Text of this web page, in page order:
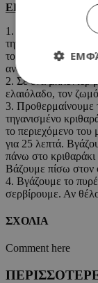
ΕΚΤEΛΕΣΗ:
1. Σε μια μικρή
τηγανίζουμε το
το κριθαράκι και
ανακατεύουμε μέχρι
2. Σε ένα μπλέντερ
ελαιόλαδο, τον
3. Προθερμαίνουμε
τηγανισμένο
το περιεχόμενο
για 25 λεπτά.
πάνω στο κριθαράκι
Βάζουμε πίσω στον
4. Βγάζουμε το
σερβίρουμε. Αν
ΣΧΟΛΙΑ
Comment here
Τα
βασικές
σύνδεση
Ο
χωρίς